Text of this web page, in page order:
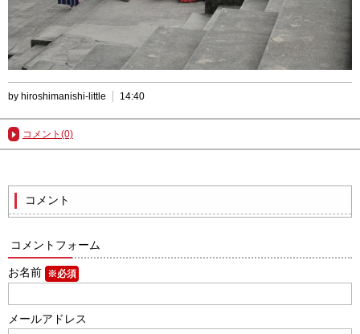
by hiroshimanishi-little 14:40
コメント(0)
コメント
コメントフォーム
お名前 ※必須
メールアドレス